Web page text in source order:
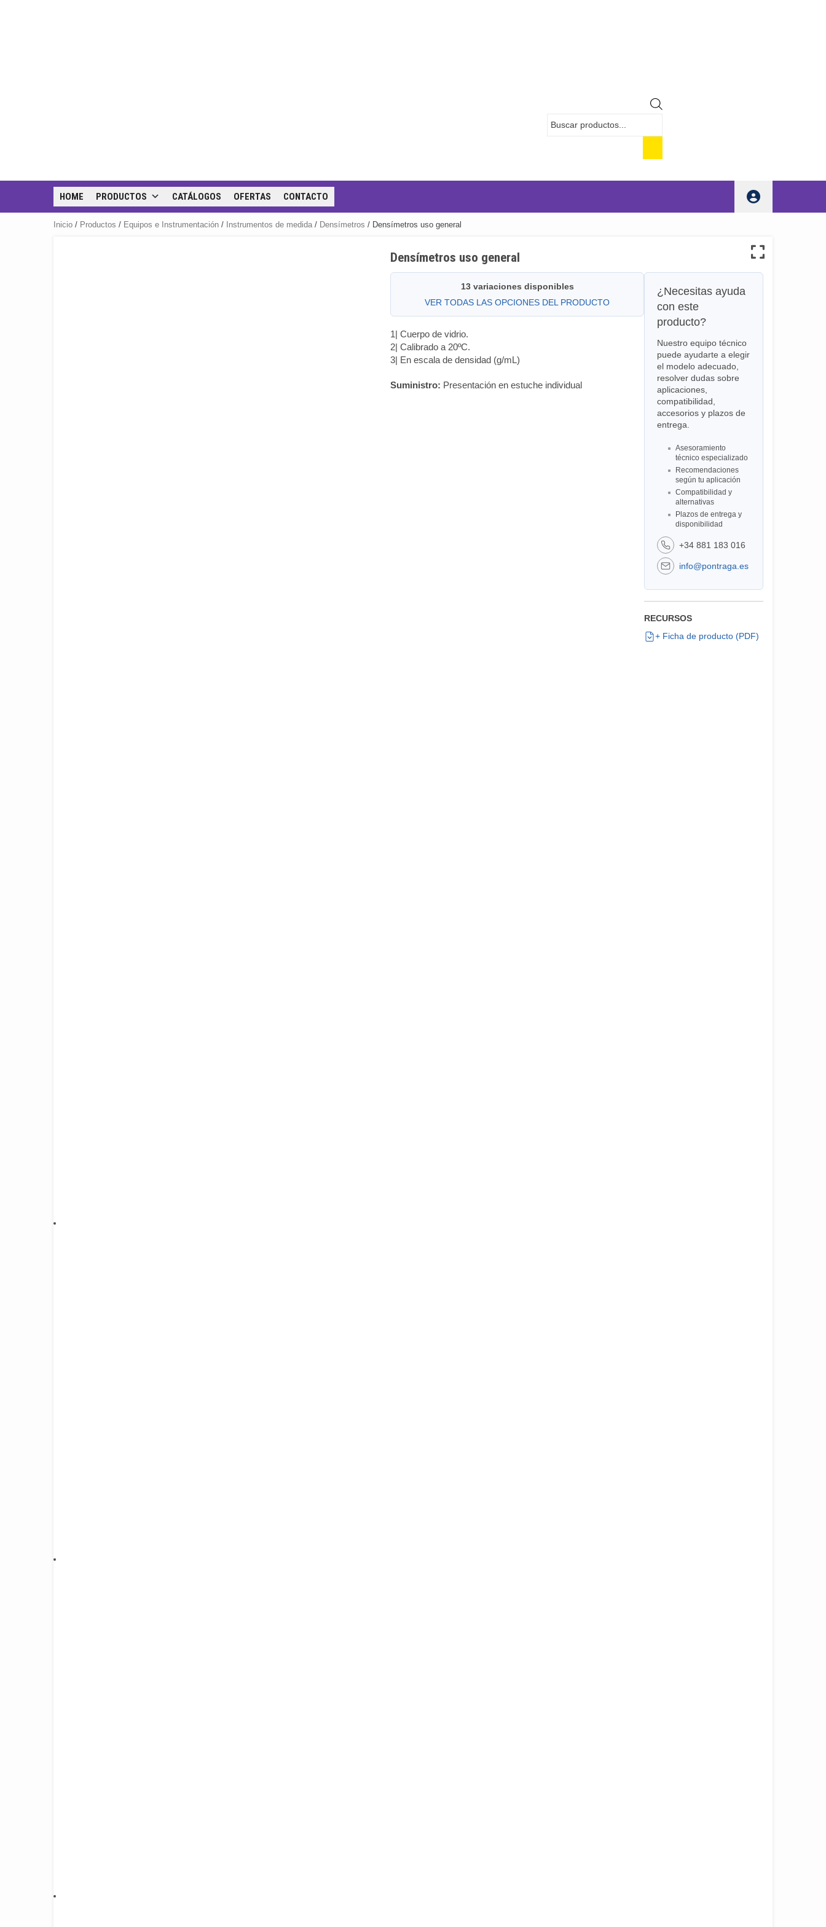
Búsqueda
HOME PRODUCTOS CATÁLOGOS OFERTAS CONTACTO
Inicio / Productos / Equipos e Instrumentación / Instrumentos de medida / Densímetros / Densímetros uso general
Densímetros uso general
13 variaciones disponibles
VER TODAS LAS OPCIONES DEL PRODUCTO
1| Cuerpo de vidrio.
2| Calibrado a 20ºC.
3| En escala de densidad (g/mL)
Suministro: Presentación en estuche individual
¿Necesitas ayuda
con este
producto?
Nuestro equipo técnico
puede ayudarte a elegir
el modelo adecuado,
resolver dudas sobre
aplicaciones,
compatibilidad,
accesorios y plazos de
entrega.
Asesoramiento
técnico especializado
Recomendaciones
según tu aplicación
Compatibilidad y
alternativas
Plazos de entrega y
disponibilidad
+34 881 183 016
info@pontraga.es
RECURSOS
+ Ficha de producto (PDF)